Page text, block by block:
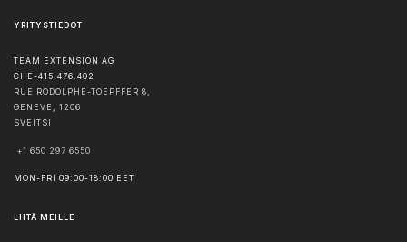
YRITYSTIEDOT
TEAM EXTENSION AG
CHE-415.476.402
RUE RODOLPHE-TOEPFFER 8,
GENEVE , 1206
SVEITSI
+1 650 297 6550
MON-FRI 09:00-18:00 EET
LIITÄ MEILLE